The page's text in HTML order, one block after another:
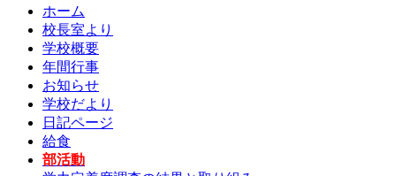
ホーム
校長室より
学校概要
年間行事
お知らせ
学校だより
日記ページ
給食
部活動